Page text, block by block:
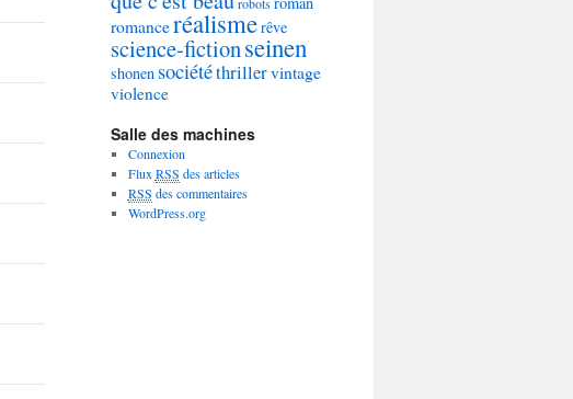
romanceréalismerêve
science-fictionseinen
shonen sociététhrillervintage
violence
Salle des machines
Connexion
Flux RSS des articles
RSS des commentaires
WordPress.org